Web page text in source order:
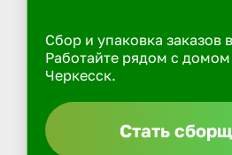
Сбор и упаковка заказов
Работайте рядом с домом
Черкесск.
Стать